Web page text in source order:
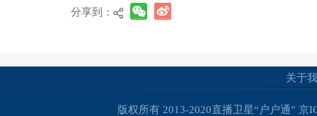
分享到：
关于
版权所有 2013-2020直播卫星“户户通” 京